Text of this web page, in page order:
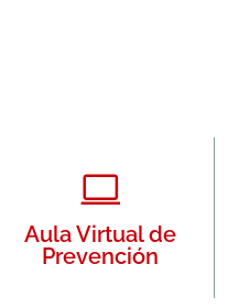
Aula Virtual de
Prevención